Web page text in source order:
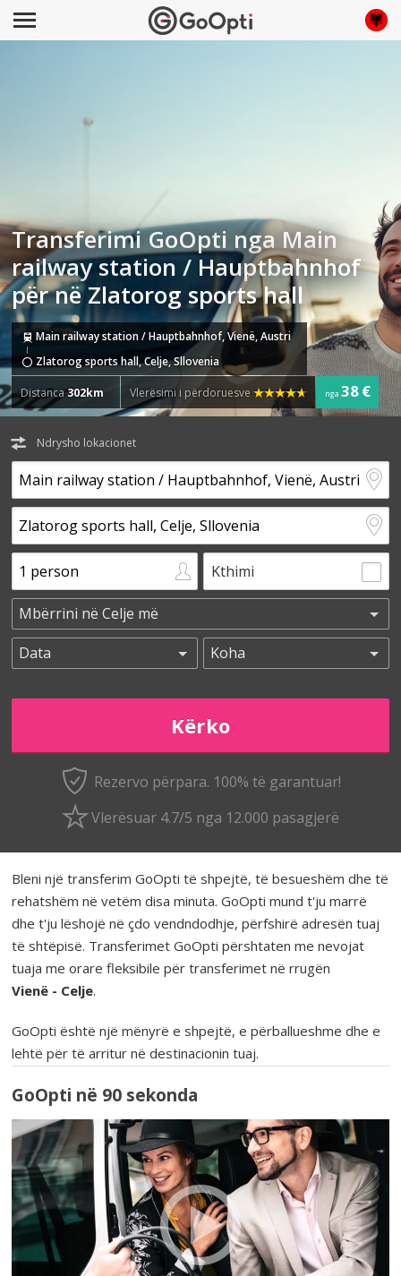
Transferimi GoOpti nga Main
railway station / Hauptbahnhof
për në Zlatorog sports hall
Main railway station / Hauptbahnhof, Vienë, Austri
Zlatorog sports hall, Celje, Sllovenia
Distanca302km Vlerësimi i përdoruesve nga 38 €
Ndrysho lokacionet
Kthimi
Rezervo përpara. 100% të garantuar!
Vlerësuar 4.7/5 nga 12.000 pasagjerë
Bleni një transferim GoOpti të shpejtë, të besueshëm dhe të
rehatshëm në vetëm disa minuta. GoOpti mund t'ju marrë
dhe t'ju lëshojë në çdo vendndodhje, përfshirë adresën tuaj
të shtëpisë. Transferimet GoOpti përshtaten me nevojat
tuaja me orare fleksibile për transferimet në rrugën
Vienë - Celje.
GoOpti është një mënyrë e shpejtë, e përballueshme dhe e
lehtë për të arritur në destinacionin tuaj.
GoOpti në 90 sekonda